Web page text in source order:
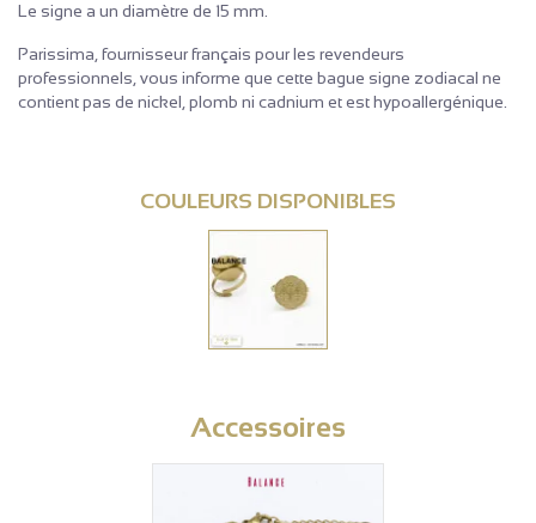
Le signe a un diamètre de 15 mm.
Parissima, fournisseur français pour les revendeurs
professionnels, vous informe que cette bague signe zodiacal ne
contient pas de nickel, plomb ni cadnium et est hypoallergénique.
COULEURS DISPONIBLES
Accessoires